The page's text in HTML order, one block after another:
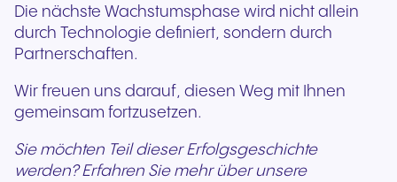
Die nächste Wachstumsphase wird nicht allein
durch Technologie definiert, sondern durch
Partnerschaften.
Wir freuen uns darauf, diesen Weg mit Ihnen
gemeinsam fortzusetzen.
Sie möchten Teil dieser Erfolgsgeschichte
werden? Erfahren Sie mehr über unsere